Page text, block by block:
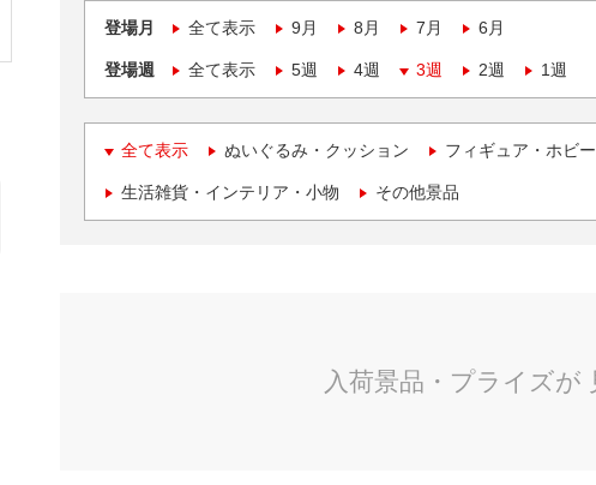
登場月 全て表示 9月 8月 7月 6月
登場週 全て表示 5週 4週 3週 2週 1週
全て表示 ぬいぐるみ・クッション フィギュア・ホビー
生活雑貨・インテリア・小物 その他景品